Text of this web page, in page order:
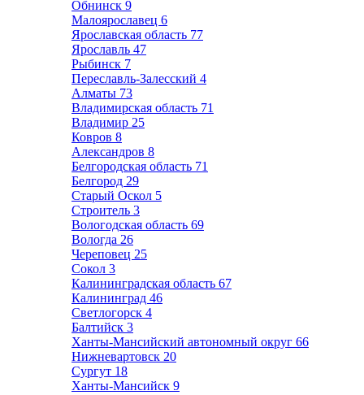
Обнинск 9
Малоярославец 6
Ярославская область 77
Ярославль 47
Рыбинск 7
Переславль-Залесский 4
Алматы 73
Владимирская область 71
Владимир 25
Ковров 8
Александров 8
Белгородская область 71
Белгород 29
Старый Оскол 5
Строитель 3
Вологодская область 69
Вологда 26
Череповец 25
Сокол 3
Калининградская область 67
Калининград 46
Светлогорск 4
Балтийск 3
Ханты-Мансийский автономный округ 66
Нижневартовск 20
Сургут 18
Ханты-Мансийск 9